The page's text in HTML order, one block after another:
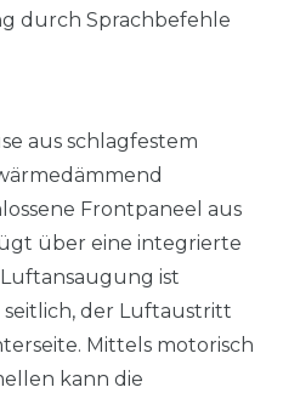
durch Sprachbefehle
aus schlagfestem
Frontpaneel aus
über eine integrierte
Luftansaugung ist
der Luftaustritt
Mittels motorisch
kann die